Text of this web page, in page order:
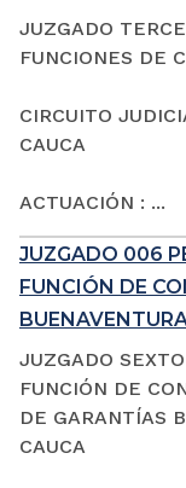
JUZGADO
FUNCIONES DE
CIRCUITO
CAUCA
ACTUACIÓN : ...
JUZGADO 006
FUNCIÓN DE
JUZGADO
FUNCIÓN DE
DE GARANTÍAS
CAUCA